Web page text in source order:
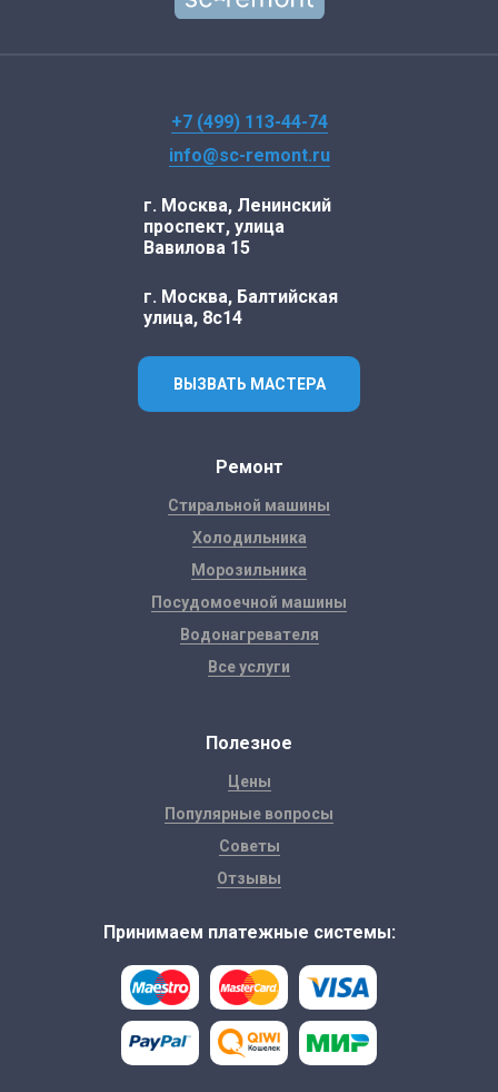
+7 (499) 113-44-74
info@sc-remont.ru
г. Москва, Ленинский
проспект, улица
Вавилова 15
г. Москва, Балтийская
улица, 8с14
ВЫЗВАТЬ МАСТЕРА
Ремонт
Стиральной машины
Холодильника
Морозильника
Посудомоечной машины
Водонагревателя
Все услуги
Полезное
Цены
Популярные вопросы
Советы
Отзывы
Принимаем платежные системы: